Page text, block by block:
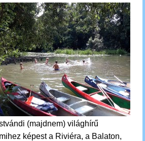
(majdnem) világhírű
képest a Riviéra, a Balaton,